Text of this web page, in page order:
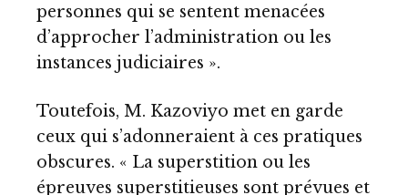
personnes qui se sentent menacées
d’approcher l’administration ou les
instances judiciaires ».
Toutefois, M. Kazoviyo met en garde
ceux qui s’adonneraient à ces pratiques
obscures. « La superstition ou les
épreuves superstitieuses sont prévues et